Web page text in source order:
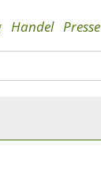
Handel Presse